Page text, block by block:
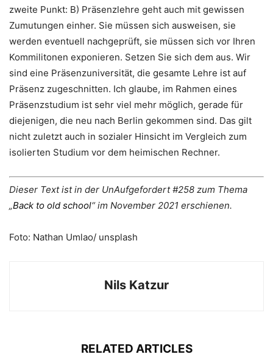
zweite Punkt: B) Präsenzlehre geht auch mit gewissen
Zumutungen einher. Sie müssen sich ausweisen, sie
werden eventuell nachgeprüft, sie müssen sich vor Ihren
Kommilitonen exponieren. Setzen Sie sich dem aus. Wir
sind eine Präsenzuniversität, die gesamte Lehre ist auf
Präsenz zugeschnitten. Ich glaube, im Rahmen eines
Präsenzstudium ist sehr viel mehr möglich, gerade für
diejenigen, die neu nach Berlin gekommen sind. Das gilt
nicht zuletzt auch in sozialer Hinsicht im Vergleich zum
isolierten Studium vor dem heimischen Rechner.
Dieser Text ist in der UnAufgefordert #258 zum Thema
„Back to old school“ im November 2021 erschienen.
Foto: Nathan Umlao/ unsplash
Nils Katzur
RELATED ARTICLES